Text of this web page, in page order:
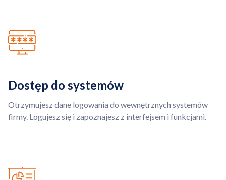
Dostęp do systemów
Otrzymujesz dane logowania do wewnętrznych systemów
firmy. Logujesz się i zapoznajesz z interfejsem i funkcjami.